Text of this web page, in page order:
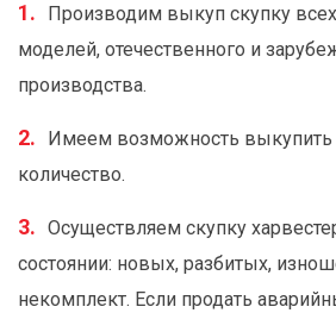
Производим выкуп скупку
моделей, отечественного и
производства.
Имеем возможность
количество.
Осуществляем скупку
состоянии: новых, разбитых,
некомплект. Если продать